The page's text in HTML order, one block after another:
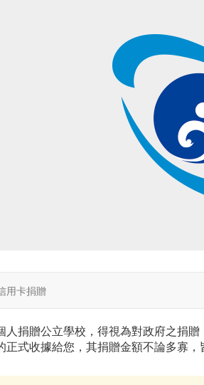
用卡捐贈
人捐贈公立學校，得視為對政府之捐
正式收據給您，其捐贈金額不論多寡